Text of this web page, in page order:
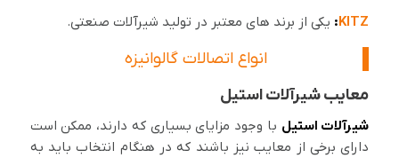
KITZ
: یکی از برند های معتبر در تولید شیرآلات صنعتی.
انواع اتصالات گالوانیزه
معایب شیرآلات استیل
شیرآلات استیل با وجود مزایای بسیاری که دارند، ممکن است
دارای برخی از معایب نیز باشند که در هنگام انتخاب باید به